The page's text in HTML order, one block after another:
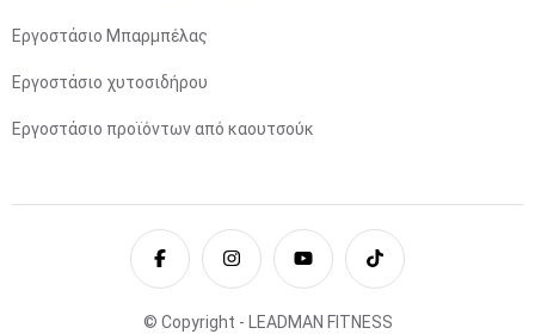
Εργοστάσιο Μπαρμπέλας
Εργοστάσιο χυτοσιδήρου
Εργοστάσιο προϊόντων από καουτσούκ
© Copyright - LEADMAN FITNESS